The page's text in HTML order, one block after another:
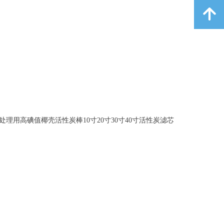
理用高碘值椰壳活性炭棒10寸20寸30寸40寸活性炭滤芯
녕